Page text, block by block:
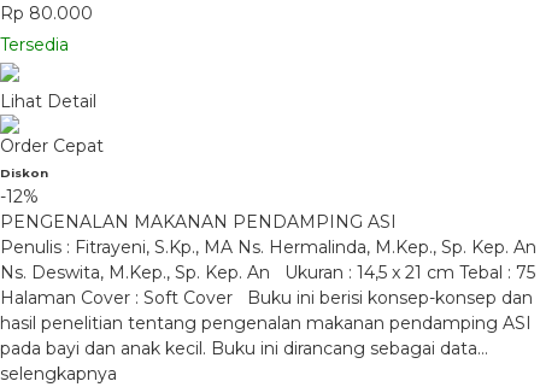
Rp 80.000
Tersedia
Lihat Detail
Order Cepat
Diskon
-12%
PENGENALAN MAKANAN PENDAMPING ASI
Penulis : Fitrayeni, S.Kp., MA Ns. Hermalinda, M.Kep., Sp. Kep. An
Ns. Deswita, M.Kep., Sp. Kep. An Ukuran : 14,5 x 21 cm Tebal : 75
Halaman Cover : Soft Cover Buku ini berisi konsep-konsep dan
hasil penelitian tentang pengenalan makanan pendamping ASI
pada bayi dan anak kecil. Buku ini dirancang sebagai data…
selengkapnya